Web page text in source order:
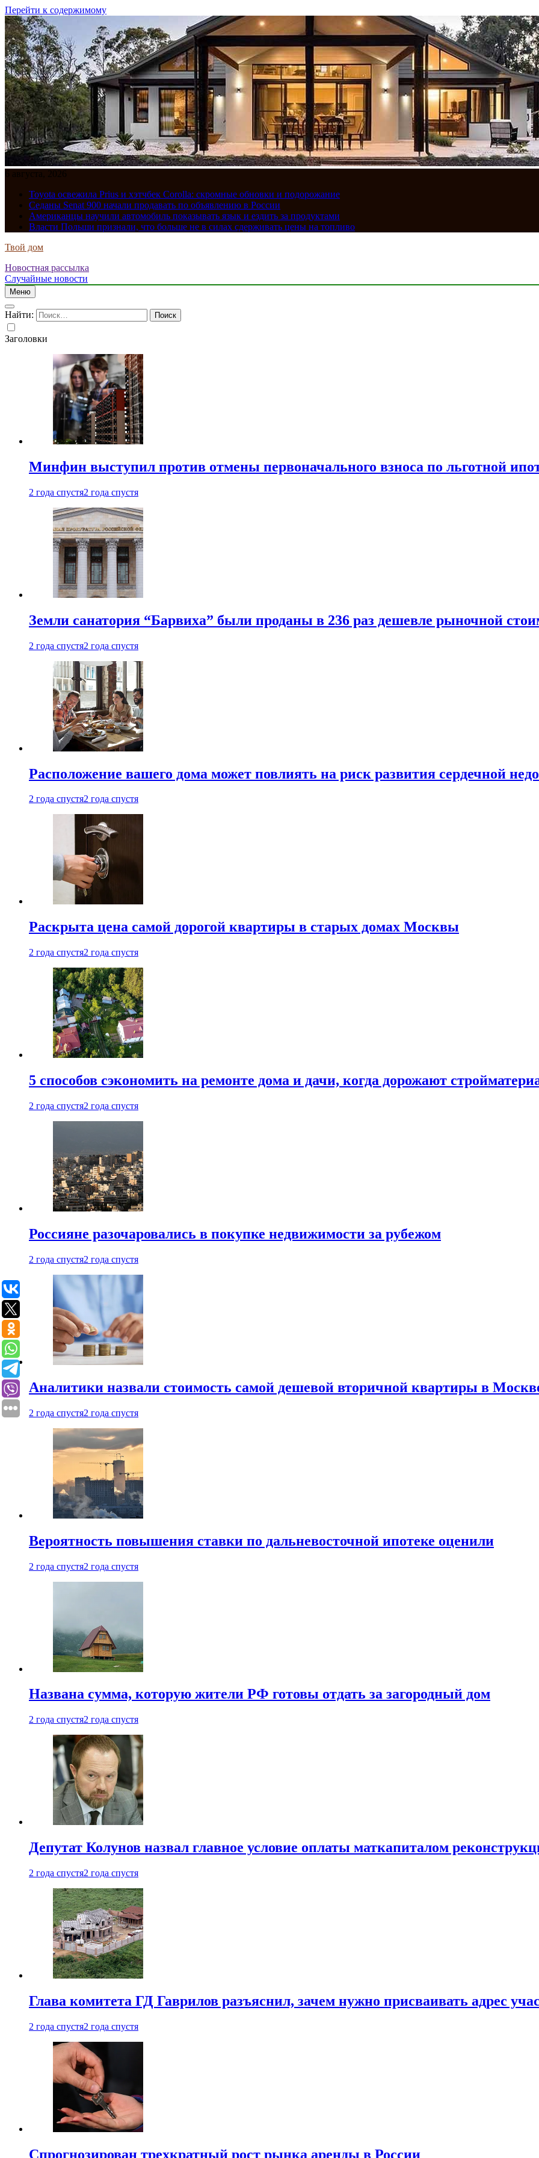
Перейти к содержимому
6 августа, 2026
Toyota освежила Prius и хэтчбек Corolla: скромные обновки и подорожание
Седаны Senat 900 начали продавать по объявлению в России
Американцы научили автомобиль показывать язык и ездить за продуктами
Власти Польши признали, что больше не в силах сдерживать цены на топливо
Твой дом
Новостная рассылка
Случайные новости
Меню
Найти:
Заголовки
Минфин выступил против отмены первоначального взноса по льготной
2 года спустя2 года спустя
Земли санатория “Барвиха” были проданы в 236 раз дешевле рыночной
2 года спустя2 года спустя
Расположение вашего дома может повлиять на риск развития сердечной
2 года спустя2 года спустя
Раскрыта цена самой дорогой квартиры в старых домах Москвы
2 года спустя2 года спустя
5 способов сэкономить на ремонте дома и дачи, когда дорожают
2 года спустя2 года спустя
Россияне разочаровались в покупке недвижимости за рубежом
2 года спустя2 года спустя
Аналитики назвали стоимость самой дешевой вторичной квартиры в
2 года спустя2 года спустя
Вероятность повышения ставки по дальневосточной ипотеке оценили
2 года спустя2 года спустя
Названа сумма, которую жители РФ готовы отдать за загородный дом
2 года спустя2 года спустя
Депутат Колунов назвал главное условие оплаты маткапиталом
2 года спустя2 года спустя
Глава комитета ГД Гаврилов разъяснил, зачем нужно присваивать адрес
2 года спустя2 года спустя
Спрогнозирован трехкратный рост рынка аренды в России